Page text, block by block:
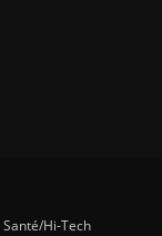
Santé/Hi-Tech